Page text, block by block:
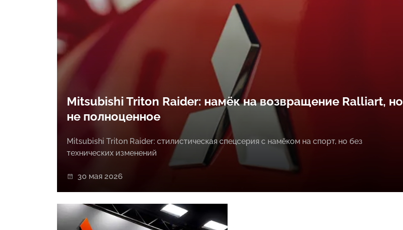
Mitsubishi Triton Raider: намёк на возвращение Ralliart, но
не полноценное
Mitsubishi Triton Raider: стилистическая спецсерия с намёком на спорт, но без
технических изменений
30 мая 2026